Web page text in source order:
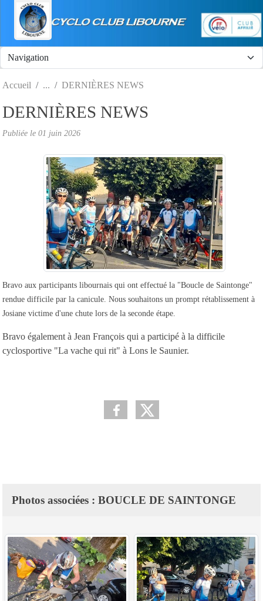
Accueil DERNIÈRES NEWS
DERNIÈRES NEWS
Publiée le 01 juin 2026
Bravo aux participants libournais qui ont effectué la "Boucle de Saintonge"
rendue difficile par la canicule. Nous souhaitons un prompt rétablissement à
Josiane victime d'une chute lors de la seconde étape.
Bravo également à Jean François qui a participé à la difficile
cyclosportive "La vache qui rit" à Lons le Saunier.
Photos associées : BOUCLE DE SAINTONGE
Panneau de gestion des cookies